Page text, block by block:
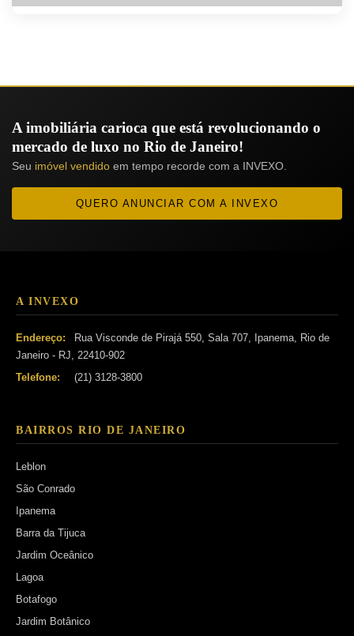
A imobiliária carioca que está revolucionando o
mercado de luxo no Rio de Janeiro!
Seu imóvel vendido em tempo recorde com a INVEXO.
QUERO ANUNCIAR COM A INVEXO
A INVEXO
Endereço:
Rua Visconde de Pirajá 550, Sala 707, Ipanema, Rio de
Janeiro - RJ, 22410-902
Telefone:
(21) 3128-3800
BAIRROS RIO DE JANEIRO
Leblon
São Conrado
Ipanema
Barra da Tijuca
Jardim Oceânico
Lagoa
Botafogo
Jardim Botânico